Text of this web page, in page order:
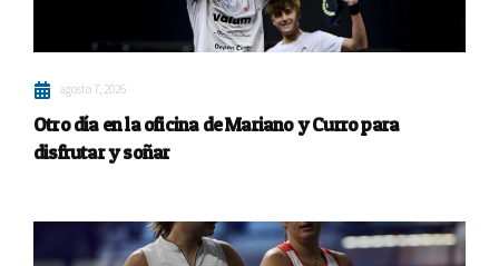
agosto 7, 2026
Otro día en la oficina de Mariano y Curro para
disfrutar y soñar